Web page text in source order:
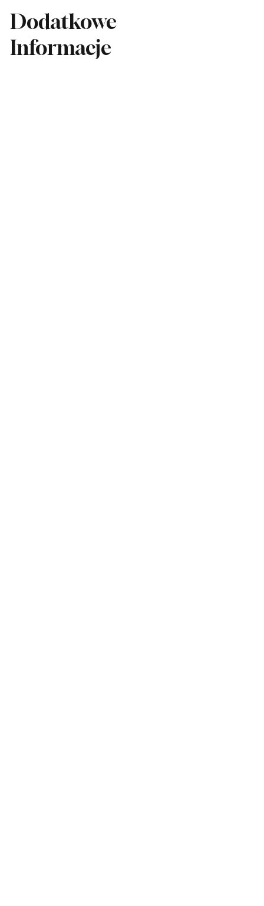
Dodatkowe
Informacje